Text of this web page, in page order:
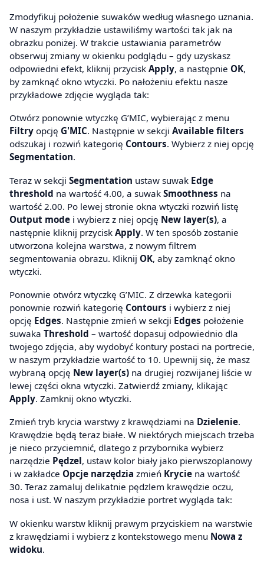
Zmodyfikuj położenie suwaków według własnego uznania.
W naszym przykładzie ustawiliśmy wartości tak jak na
obrazku poniżej. W trakcie ustawiania parametrów
obserwuj zmiany w okienku podglądu – gdy uzyskasz
odpowiedni efekt, kliknij przycisk Apply, a następnie OK,
by zamknąć okno wtyczki. Po nałożeniu efektu nasze
przykładowe zdjęcie wygląda tak:
Otwórz ponownie wtyczkę G’MIC, wybierając z menu
Filtry opcję G'MIC. Następnie w sekcji Available filters
odszukaj i rozwiń kategorię Contours. Wybierz z niej opcję
Segmentation.
Teraz w sekcji Segmentation ustaw suwak Edge
threshold na wartość 4.00, a suwak Smoothness na
wartość 2.00. Po lewej stronie okna wtyczki rozwiń listę
Output mode i wybierz z niej opcję New layer(s), a
następnie kliknij przycisk Apply. W ten sposób zostanie
utworzona kolejna warstwa, z nowym filtrem
segmentowania obrazu. Kliknij OK, aby zamknąć okno
wtyczki.
Ponownie otwórz wtyczkę G’MIC. Z drzewka kategorii
ponownie rozwiń kategorię Contours i wybierz z niej
opcję Edges. Następnie zmień w sekcji Edges położenie
suwaka Threshold – wartość dopasuj odpowiednio dla
twojego zdjęcia, aby wydobyć kontury postaci na portrecie,
w naszym przykładzie wartość to 10. Upewnij się, że masz
wybraną opcję New layer(s) na drugiej rozwijanej liście w
lewej części okna wtyczki. Zatwierdź zmiany, klikając
Apply. Zamknij okno wtyczki.
Zmień tryb krycia warstwy z krawędziami na Dzielenie.
Krawędzie będą teraz białe. W niektórych miejscach trzeba
je nieco przyciemnić, dlatego z przybornika wybierz
narzędzie Pędzel, ustaw kolor biały jako pierwszoplanowy
i w zakładce Opcje narzędzia zmień Krycie na wartość
30. Teraz zamaluj delikatnie pędzlem krawędzie oczu,
nosa i ust. W naszym przykładzie portret wygląda tak:
W okienku warstw kliknij prawym przyciskiem na warstwie
z krawędziami i wybierz z kontekstowego menu Nowa z
widoku.